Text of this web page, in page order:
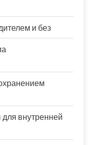
и без
внутренней